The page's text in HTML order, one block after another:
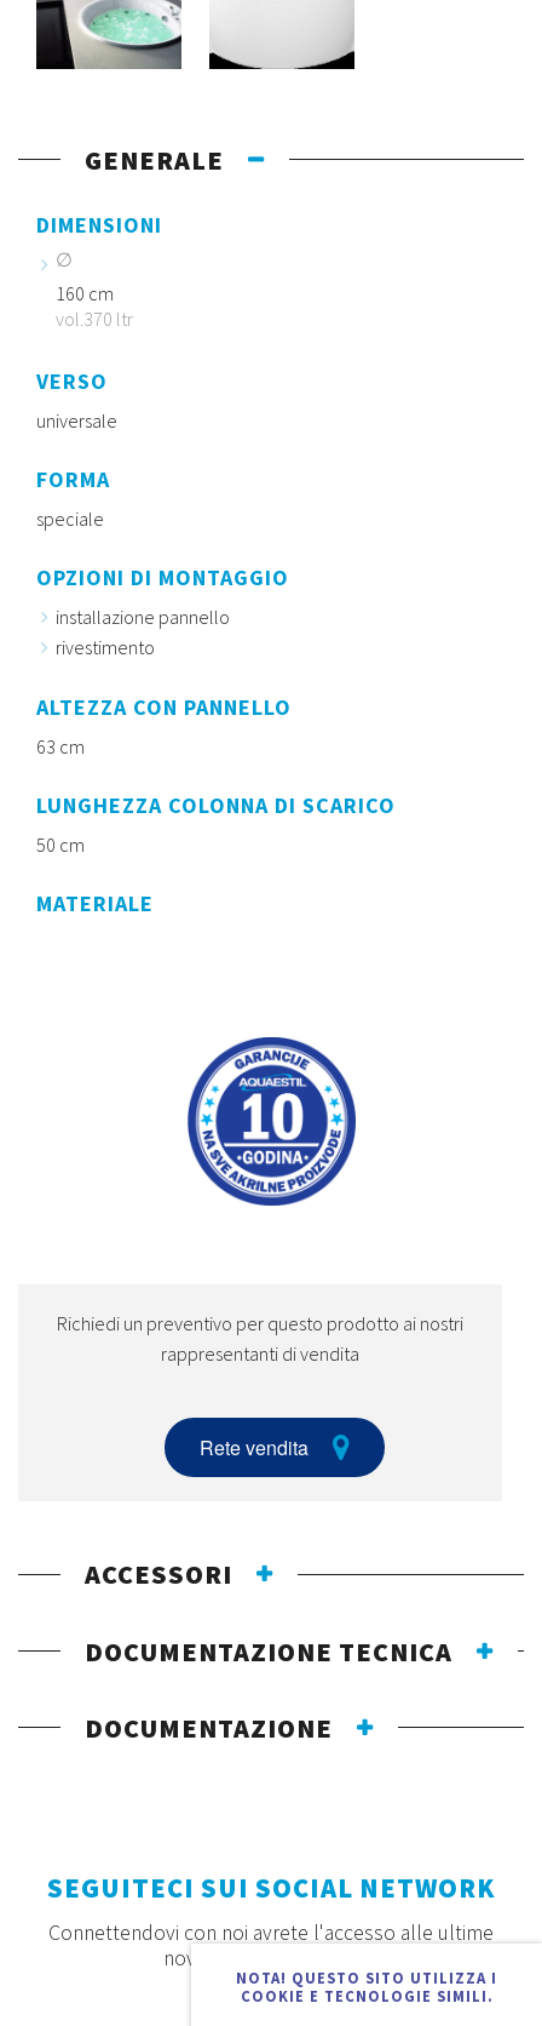
GENERALE
DIMENSIONI
160 cm
vol.370 ltr
VERSO
universale
FORMA
speciale
OPZIONI DI MONTAGGIO
installazione pannello
rivestimento
ALTEZZA CON PANNELLO
63 cm
LUNGHEZZA COLONNA DI SCARICO
50 cm
MATERIALE
Richiedi un preventivo per questo prodotto ai nostri
rappresentanti di vendita
Rete vendita
ACCESSORI
DOCUMENTAZIONE TECNICA
DOCUMENTAZIONE
NOTA! QUESTO SITO UTILIZZA I
COOKIE E TECNOLOGIE SIMILI.
SEGUITECI SUI SOCIAL NETWORK
Connettendovi con noi avrete l'accesso alle ultime
novità, offerte e prodotti